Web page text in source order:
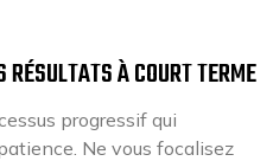
À COURT TERME
progressif qui
Ne vous focalisez